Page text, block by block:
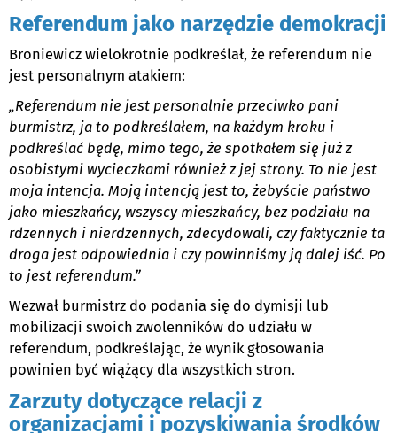
Referendum jako narzędzie demokracji
Broniewicz wielokrotnie podkreślał, że referendum nie
jest personalnym atakiem:
„Referendum nie jest personalnie przeciwko pani
burmistrz, ja to podkreślałem, na każdym kroku i
podkreślać będę, mimo tego, że spotkałem się już z
osobistymi wycieczkami również z jej strony. To nie jest
moja intencja. Moją intencją jest to, żebyście państwo
jako mieszkańcy, wszyscy mieszkańcy, bez podziału na
rdzennych i nierdzennych, zdecydowali, czy faktycznie ta
droga jest odpowiednia i czy powinniśmy ją dalej iść. Po
to jest referendum.”
Wezwał burmistrz do podania się do dymisji lub
mobilizacji swoich zwolenników do udziału w
referendum, podkreślając, że wynik głosowania
powinien być wiążący dla wszystkich stron.
Zarzuty dotyczące relacji z
organizacjami i pozyskiwania środków